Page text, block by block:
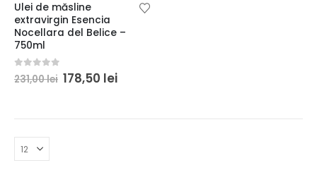
Ulei de măsline
extravirgin Esencia
Nocellara del Belice –
750ml
0 din 5
231,00lei Prețul
inițial
231,00 lei.
178,50 leiPrețul